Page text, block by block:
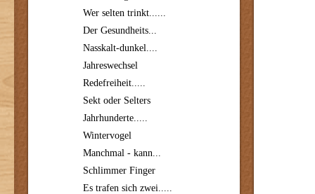
Wer selten trinkt......
Der Gesundheits...
Nasskalt-dunkel....
Jahreswechsel
Redefreiheit.....
Sekt oder Selters
Jahrhunderte.....
Wintervogel
Manchmal - kann...
Schlimmer Finger
Es trafen sich zwei.....